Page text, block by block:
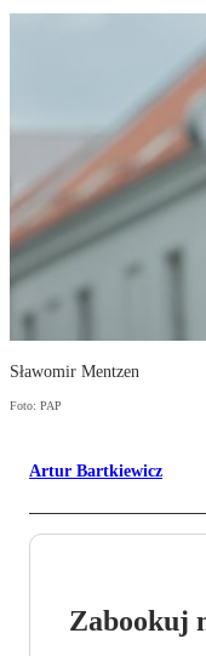
Sławomir Mentzen
Foto: PAP
Artur Bartkiewicz
Zabookuj